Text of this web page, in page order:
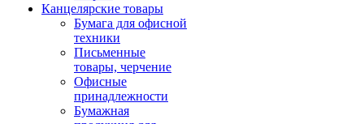
Канцелярские товары
Бумага для офисной
техники
Письменные
товары, черчение
Офисные
принадлежности
Бумажная